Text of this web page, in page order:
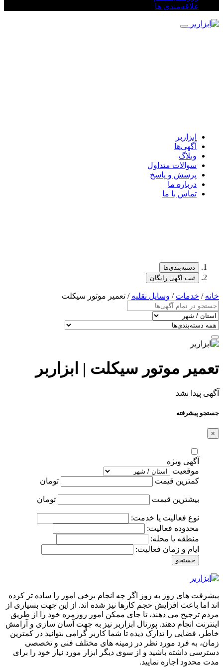
علاقه‌مندی ها
ابزاربر
آگهی‌ها
وبلاگ
سوالات متداول
پرسش و پاسخ
درباره ما
تماس با ما
دسته‌بندی‌ها
ثبت اگهی رایگان
خانه / خدمات / وسایل نقلیه / تعمیر موتور سیکلت
تعمیر موتور سیکلت | ابزاربر
آگهی پیدا نشد
جستجو پیشرفته
×
آگهی ویژه
موقعیت
کمترین قیمت
تومان
بیشترین قیمت تومان
نوع فعالیت یا خدمت:
محدوده فعالیت:
منطقه یا محله:
ایام و زمان فعالیت:
جستجو
پیشرفت های روز به روز اگر چه انجام برخی امور را ساده تر کرده
اند اما باعث افزایش حجم کارها نیز شده اند. از این جهت بسیاری از
مردم ترجیح می دهند، تا جای ممکن امور روزمره خود را از طریق
اینترنت انجام دهند. پورتال ابزاربر نیز به جهت آسان سازی و آرامش
خاطر، فضایی را تدارک دیده تا شما کاربر گرامی بتوانید در کمترین
زمان، به فرد مورد نظر در زمینه های مختلف فنی و تخصصی
دسترسی داشته باشید و از سوی دیگر ابزار مورد نیاز خود را برای
مدت محدود اجاره نمایید.